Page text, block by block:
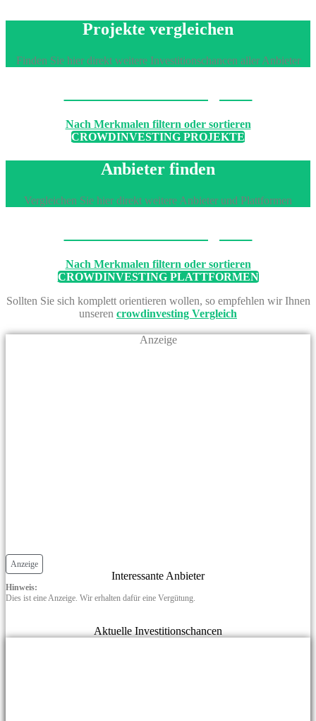
Projekte vergleichen
Finden Sie hier direkt weitere Investitionschancen aller Anbieter
Nach Merkmalen filtern oder sortieren
CROWDINVESTING PROJEKTE
Anbieter finden
Vergleichen Sie hier direkt weitere Anbieter und Plattformen
Nach Merkmalen filtern oder sortieren
CROWDINVESTING PLATTFORMEN
Sollten Sie sich komplett orientieren wollen, so empfehlen wir Ihnen
unseren crowdinvesting Vergleich
Anzeige
Anzeige
Interessante Anbieter
Hinweis:
Dies ist eine Anzeige. Wir erhalten dafür eine Vergütung.
Aktuelle Investitionschancen